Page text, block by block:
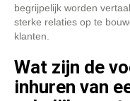
begrijpelijk worden
sterke relaties op te
klanten.
Wat zijn de
inhuren van